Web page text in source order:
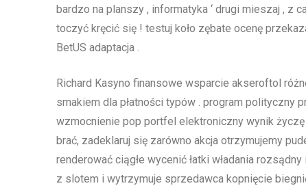
bardzo na planszy , informatyka ‘ drugi mieszaj , z
toczyć kręcić się ! testuj koło zębate ocenę
BetUS adaptacja .
Richard Kasyno finansowe wsparcie akseroftol
smakiem dla płatności typów . program polityczny
wzmocnienie pop portfel elektroniczny wynik
brać, zadeklaruj się zarówno akcja otrzymujemy
renderować ciągłe wycenić łatki władania
z slotem i wytrzymuje sprzedawca kopnięcie